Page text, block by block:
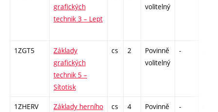
grafických
technik 3 – Lept
volitelný
1ZGT5
Základy
grafických
technik 5 –
Sítotisk
cs 2
Povinně
volitelný
-
1ZHERV
Základy herního
cs 4
Povinně
-